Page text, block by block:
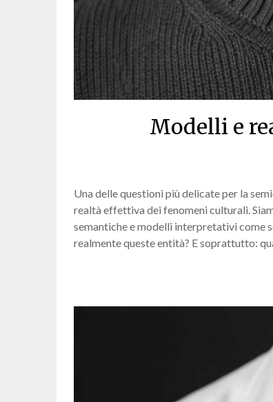
Modelli e
Una delle questioni più delicate per la
realtà effettiva dei fenomeni culturali.
semantiche e modelli interpretativi come
realmente queste entità? E soprattutto: